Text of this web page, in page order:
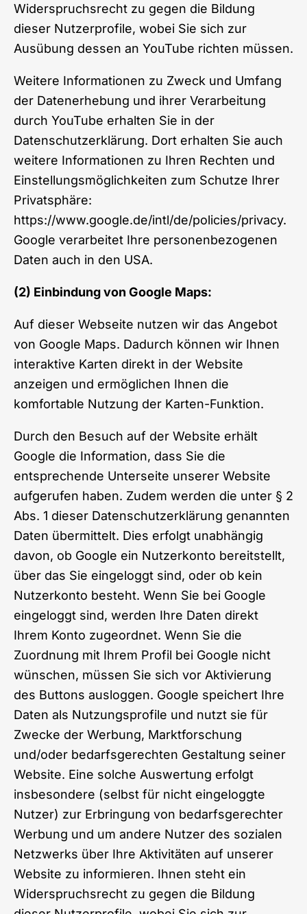
Widerspruchsrecht zu gegen die Bildung
dieser Nutzerprofile, wobei Sie sich zur
Ausübung dessen an YouTube richten müssen.
Weitere Informationen zu Zweck und Umfang
der Datenerhebung und ihrer Verarbeitung
durch YouTube erhalten Sie in der
Datenschutzerklärung. Dort erhalten Sie auch
weitere Informationen zu Ihren Rechten und
Einstellungsmöglichkeiten zum Schutze Ihrer
Privatsphäre:
https://www.google.de/intl/de/policies/privacy.
Google verarbeitet Ihre personenbezogenen
Daten auch in den USA.
(2) Einbindung von Google Maps:
Auf dieser Webseite nutzen wir das Angebot
von Google Maps. Dadurch können wir Ihnen
interaktive Karten direkt in der Website
anzeigen und ermöglichen Ihnen die
komfortable Nutzung der Karten-Funktion.
Durch den Besuch auf der Website erhält
Google die Information, dass Sie die
entsprechende Unterseite unserer Website
aufgerufen haben. Zudem werden die unter § 2
Abs. 1 dieser Datenschutzerklärung genannten
Daten übermittelt. Dies erfolgt unabhängig
davon, ob Google ein Nutzerkonto bereitstellt,
über das Sie eingeloggt sind, oder ob kein
Nutzerkonto besteht. Wenn Sie bei Google
eingeloggt sind, werden Ihre Daten direkt
Ihrem Konto zugeordnet. Wenn Sie die
Zuordnung mit Ihrem Profil bei Google nicht
wünschen, müssen Sie sich vor Aktivierung
des Buttons ausloggen. Google speichert Ihre
Daten als Nutzungsprofile und nutzt sie für
Zwecke der Werbung, Marktforschung
und/oder bedarfsgerechten Gestaltung seiner
Website. Eine solche Auswertung erfolgt
insbesondere (selbst für nicht eingeloggte
Nutzer) zur Erbringung von bedarfsgerechter
Werbung und um andere Nutzer des sozialen
Netzwerks über Ihre Aktivitäten auf unserer
Website zu informieren. Ihnen steht ein
Widerspruchsrecht zu gegen die Bildung